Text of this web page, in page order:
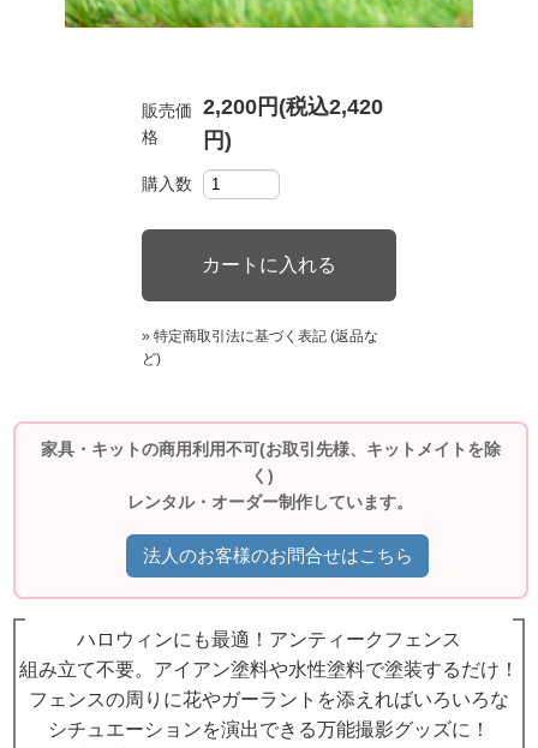
販売価
格
2,200円(税込2,420
円)
購入数
» 特定商取引法に基づく表記 (返品な
ど)
家具・キットの商用利用不可(お取引先様、キットメイトを除
く)
レンタル・オーダー制作しています。
法人のお客様のお問合せはこちら
ハロウィンにも最適！アンティークフェンス
組み立て不要。アイアン塗料や水性塗料で塗装するだけ！
フェンスの周りに花やガーラントを添えればいろいろな
シチュエーションを演出できる万能撮影グッズに！